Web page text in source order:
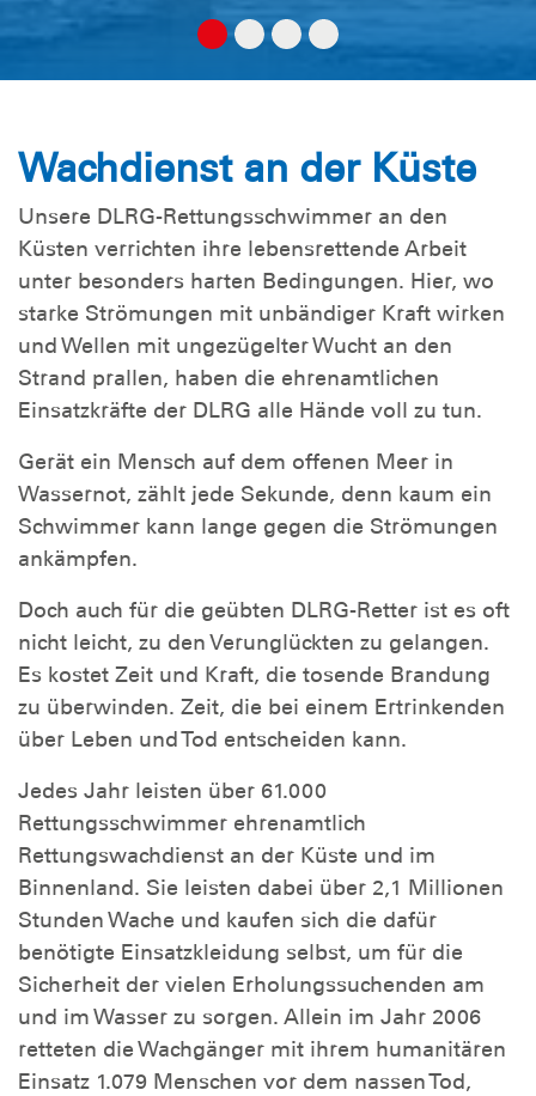
Wachdienst an der Küste
Unsere DLRG-Rettungsschwimmer an den
Küsten verrichten ihre lebensrettende Arbeit
unter besonders harten Bedingungen. Hier, wo
starke Strömungen mit unbändiger Kraft wirken
und Wellen mit ungezügelter Wucht an den
Strand prallen, haben die ehrenamtlichen
Einsatzkräfte der DLRG alle Hände voll zu tun.
Gerät ein Mensch auf dem offenen Meer in
Wassernot, zählt jede Sekunde, denn kaum ein
Schwimmer kann lange gegen die Strömungen
ankämpfen.
Doch auch für die geübten DLRG-Retter ist es oft
nicht leicht, zu den Verunglückten zu gelangen.
Es kostet Zeit und Kraft, die tosende Brandung
zu überwinden. Zeit, die bei einem Ertrinkenden
über Leben und Tod entscheiden kann.
Jedes Jahr leisten über 61.000
Rettungsschwimmer ehrenamtlich
Rettungswachdienst an der Küste und im
Binnenland. Sie leisten dabei über 2,1 Millionen
Stunden Wache und kaufen sich die dafür
benötigte Einsatzkleidung selbst, um für die
Sicherheit der vielen Erholungssuchenden am
und im Wasser zu sorgen. Allein im Jahr 2006
retteten die Wachgänger mit ihrem humanitären
Einsatz 1.079 Menschen vor dem nassen Tod,